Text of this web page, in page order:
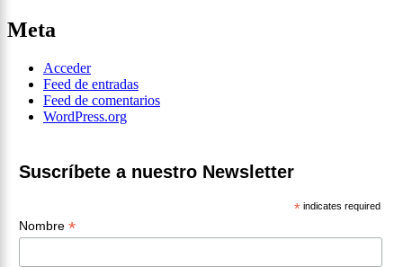
Meta
Acceder
Feed de entradas
Feed de comentarios
WordPress.org
Suscríbete a nuestro Newsletter
* indicates required
Nombre *